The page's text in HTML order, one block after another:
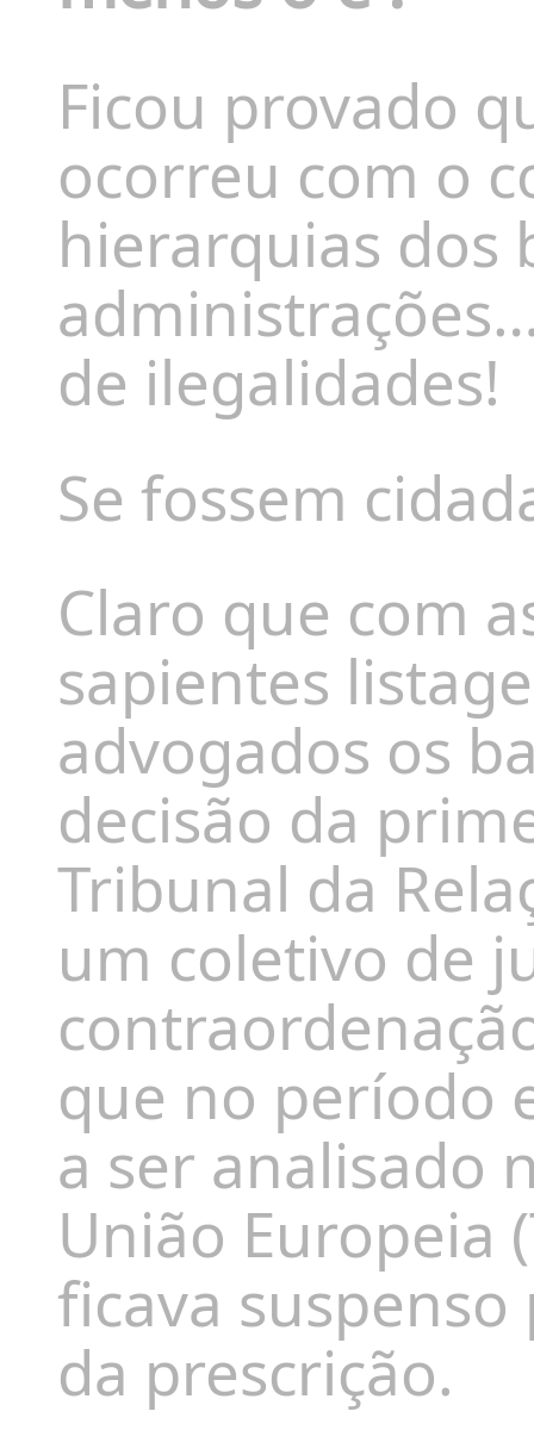
Ficou provado
ocorreu com o
hierarquias dos
de ilegalidades!
Se fossem
Claro que com
sapientes
advogados os
decisão da
Tribunal da
um coletivo de
que no período
a ser analisado
União Europeia
ficava
da prescrição.